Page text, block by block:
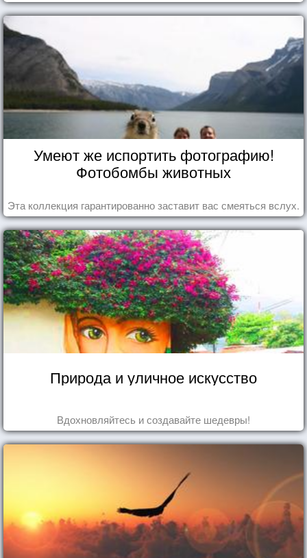
Умеют же испортить фотографию!
Фотобомбы животных
Эта коллекция гарантированно заставит вас смеяться вслух.
Природа и уличное искусство
Вдохновляйтесь и создавайте шедевры!